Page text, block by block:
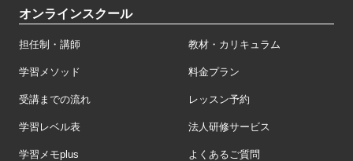
オンラインスクール
担任制・講師 教材・カリキュラム
学習メソッド 料金プラン
受講までの流れ レッスン予約
学習レベル表 法人研修サービス
学習メモplus よくあるご質問